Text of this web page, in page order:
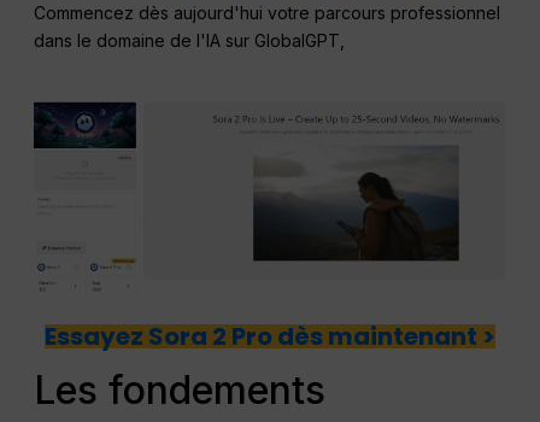
Commencez dès aujourd'hui votre parcours professionnel
dans le domaine de l'IA sur GlobalGPT,
Essayez Sora 2 Pro dès maintenant >
Les fondements